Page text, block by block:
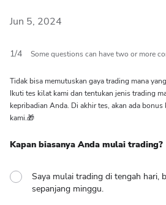
Jun 5, 2024
1/4 Some questions can have two or more
Tidak bisa memutuskan gaya trading mana
Ikuti tes kilat kami dan tentukan jenis trading
kepribadian Anda. Di akhir tes, akan ada
kami.🎁
Kapan biasanya Anda mulai trading?
Saya mulai trading di tengah hari,
sepanjang minggu.